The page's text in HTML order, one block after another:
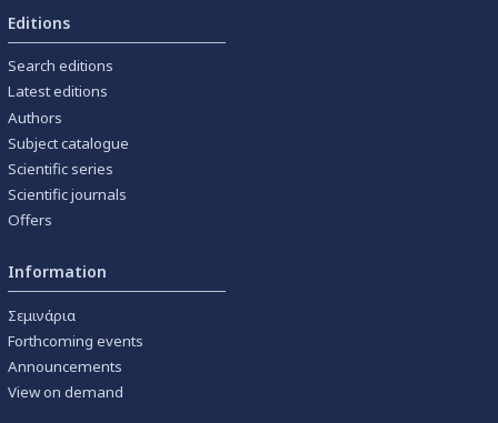
Editions
Search editions
Latest editions
Authors
Subject catalogue
Scientific series
Scientific journals
Offers
Information
Σεμινάρια
Forthcoming events
Announcements
View on demand